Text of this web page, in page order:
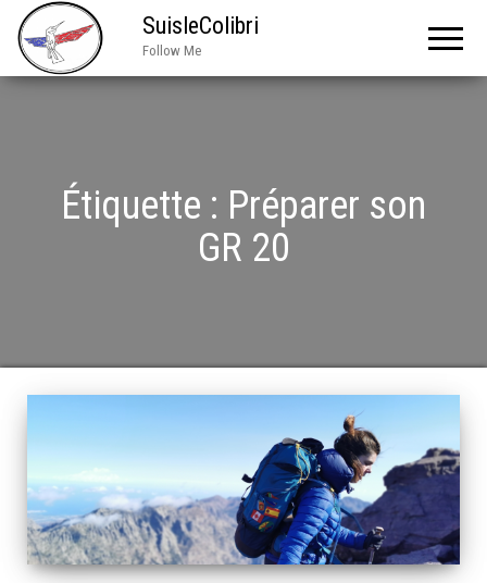
SuisleColibri
Follow Me
Étiquette : Préparer son
GR 20